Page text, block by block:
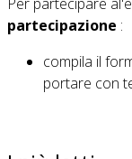
partecipazione :
compila il
portare con